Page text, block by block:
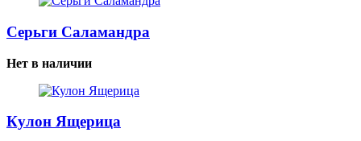
Серьги Саламандра
Нет в наличии
Кулон Ящерица